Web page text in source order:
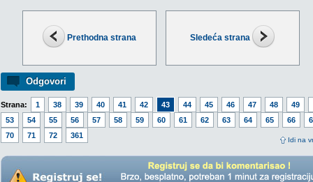
Prethodna strana Sledeća strana
Odgovori
Strana: 1 38 39 40 41 42 43 44 45 46 47 48
49
53
54 55 56 57 58 59 60 61 62 63 64 65 66
70
71 72 361
Idi na